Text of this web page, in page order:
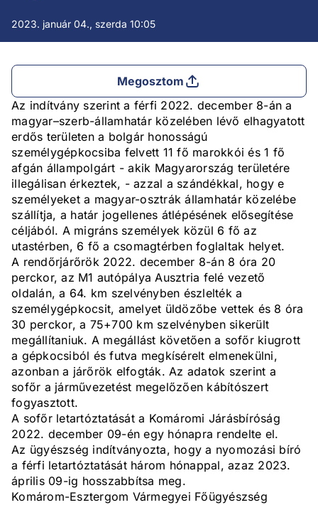
2023. január 04., szerda 10:05
Megosztom
Az indítvány szerint a férfi 2022. december 8-án a
magyar–szerb-államhatár közelében lévő elhagyatott
erdős területen a bolgár honosságú
személygépkocsiba felvett 11 fő marokkói és 1 fő
afgán állampolgárt - akik Magyarország területére
illegálisan érkeztek, - azzal a szándékkal, hogy e
személyeket a magyar-osztrák államhatár közelébe
szállítja, a határ jogellenes átlépésének elősegítése
céljából. A migráns személyek közül 6 fő az
utastérben, 6 fő a csomagtérben foglaltak helyet.
A rendőrjárőrök 2022. december 8-án 8 óra 20
perckor, az M1 autópálya Ausztria felé vezető
oldalán, a 64. km szelvényben észlelték a
személygépkocsit, amelyet üldözőbe vettek és 8 óra
30 perckor, a 75+700 km szelvényben sikerült
megállítaniuk. A megállást követően a sofőr kiugrott
a gépkocsiból és futva megkísérelt elmenekülni,
azonban a járőrök elfogták. Az adatok szerint a
sofőr a járművezetést megelőzően kábítószert
fogyasztott.
A sofőr letartóztatását a Komáromi Járásbíróság
2022. december 09-én egy hónapra rendelte el.
Az ügyészség indítványozta, hogy a nyomozási bíró
a férfi letartóztatását három hónappal, azaz 2023.
április 09-ig hosszabbítsa meg.
Komárom-Esztergom Vármegyei Főügyészség